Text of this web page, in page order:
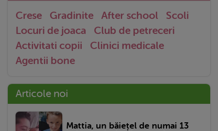
Crese Gradinite After school
Scoli
Locuri de joaca
Club de petreceri
Activitati copii
Clinici medicale
Agentii bone
Articole noi
Mattia, un băiețel de numai 13